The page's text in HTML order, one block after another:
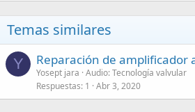
Temas similares
Y Reparación de amplificador
Yosept jara Audio: Tecnología valvular
Respuestas 1 Abr 3, 2020